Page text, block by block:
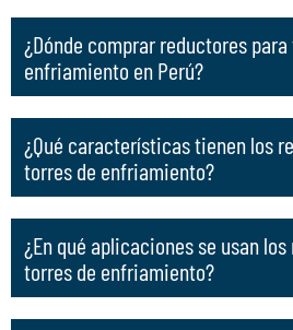
¿Dónde comprar reductores
enfriamiento en Perú?
¿Qué características tienen los
torres de enfriamiento?
¿En qué aplicaciones se usan
torres de enfriamiento?